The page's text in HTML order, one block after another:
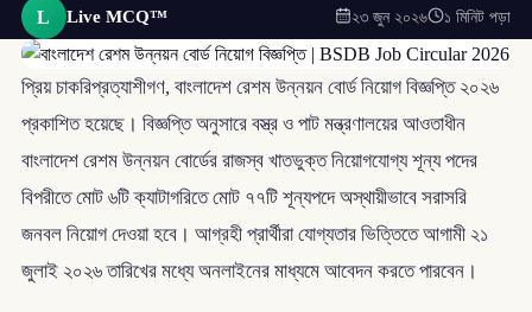
L Live MCQ™ ২৩ জুন ২০২৬ ১ মিনিট পড়া
প্রিয় চাকরিপ্রত্যাশীগণ, বাংলাদেশ রেশম উন্নয়ন বোর্ড নিয়োগ বিজ্ঞপ্তি ২০২৬
প্রকাশিত হয়েছে। বিজ্ঞপ্তি অনুসারে বস্ত্র ও পাট মন্ত্রণালয়ের আওতাধীন
বাংলাদেশ রেশম উন্নয়ন বোর্ডের রাজস্ব খাতভুক্ত নিয়োগযোগ্য শূন্য পদের
বিপরীতে মোট ৬টি ক্যাটাগরিতে মোট ৭৭টি শূন্যপদে অস্থায়ীভাবে সরাসরি
জনবল নিয়োগ দেওয়া হবে। আগ্রহী প্রার্থীরা যোগ্যতার ভিত্তিতে আগামী ২১
জুলাই ২০২৬ তারিখের মধ্যে অনলাইনের মাধ্যমে আবেদন করতে পারবেন।